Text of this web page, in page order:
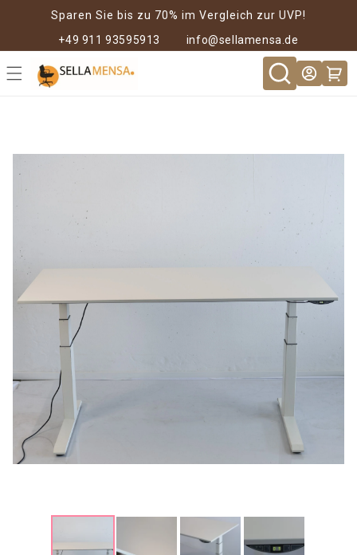
Sparen Sie bis zu 70% im Vergleich zur UVP!
+49 911 93595913
info@sellamensa.de